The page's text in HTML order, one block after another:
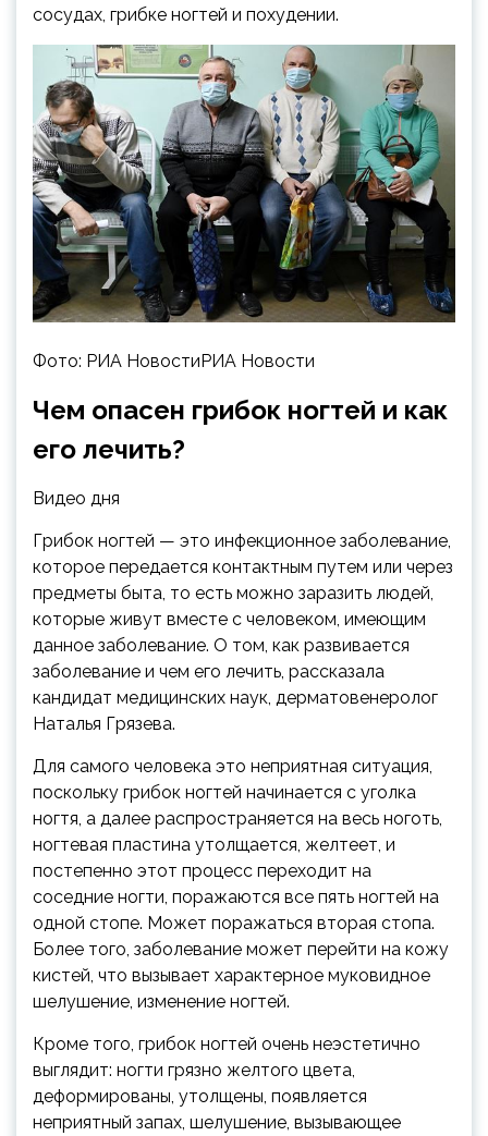
сосудах, грибке ногтей и похудении.
Фото: РИА НовостиРИА Новости
Чем опасен грибок ногтей и как
его лечить?
Видео дня
Грибок ногтей — это инфекционное заболевание,
которое передается контактным путем или через
предметы быта, то есть можно заразить людей,
которые живут вместе с человеком, имеющим
данное заболевание. О том, как развивается
заболевание и чем его лечить, рассказала
кандидат медицинских наук, дерматовенеролог
Наталья Грязева.
Для самого человека это неприятная ситуация,
поскольку грибок ногтей начинается с уголка
ногтя, а далее распространяется на весь ноготь,
ногтевая пластина утолщается, желтеет, и
постепенно этот процесс переходит на
соседние ногти, поражаются все пять ногтей на
одной стопе. Может поражаться вторая стопа.
Более того, заболевание может перейти на кожу
кистей, что вызывает характерное муковидное
шелушение, изменение ногтей.
Кроме того, грибок ногтей очень неэстетично
выглядит: ногти грязно желтого цвета,
деформированы, утолщены, появляется
неприятный запах, шелушение, вызывающее